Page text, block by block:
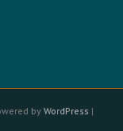
by WordPress |